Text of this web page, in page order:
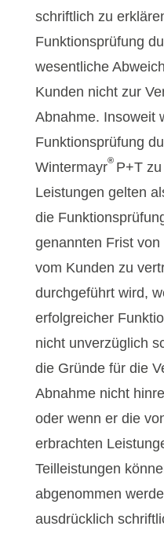
schriftlich zu
Funktionsprüfung
wesentliche
Kunden nicht zur
Abnahme. Insoweit
Funktionsprüfung
Wintermayr® P+T
Leistungen gelten
die
genannten Frist
vom Kunden zu
durchgeführt wird,
erfolgreicher
nicht unverzüglich
die Gründe für die
Abnahme nicht
oder wenn er die
erbrachten
Teilleistungen
abgenommen
ausdrücklich